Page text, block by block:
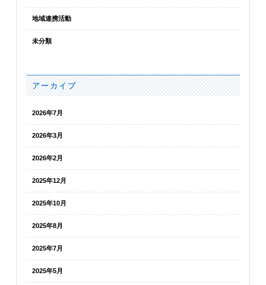
地域連携活動
未分類
アーカイブ
2026年7月
2026年3月
2026年2月
2025年12月
2025年10月
2025年8月
2025年7月
2025年5月